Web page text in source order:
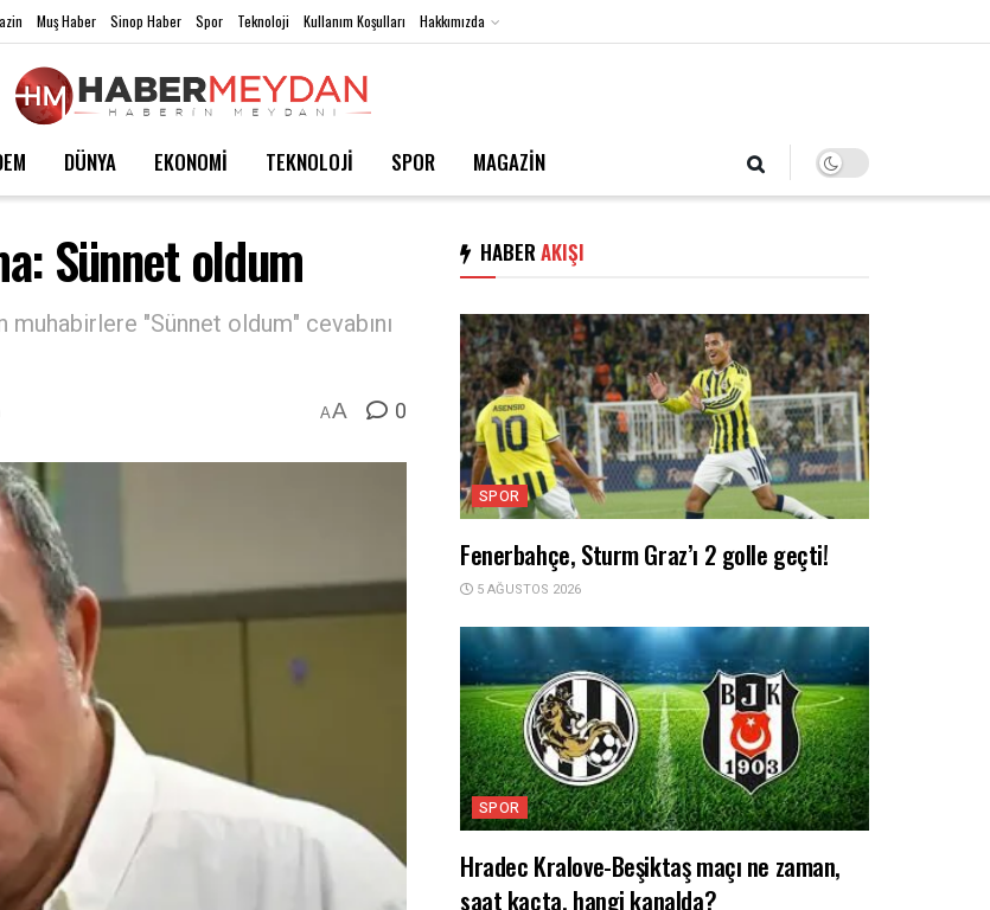
Muş Haber Sinop Haber Spor Teknoloji Kullanım Koşulları Hakkımızda
DÜNYA EKONOMİ TEKNOLOJİ SPOR MAGAZİN
Sünnet oldum
"Sünnet oldum" cevabını
AA 0
HABER AKIŞI
SPOR
Fenerbahçe, Sturm Graz’ı 2 golle geçti!
5 AĞUSTOS 2026
SPOR
Hradec Kralove-Beşiktaş maçı ne zaman,
saat kaçta, hangi kanalda?